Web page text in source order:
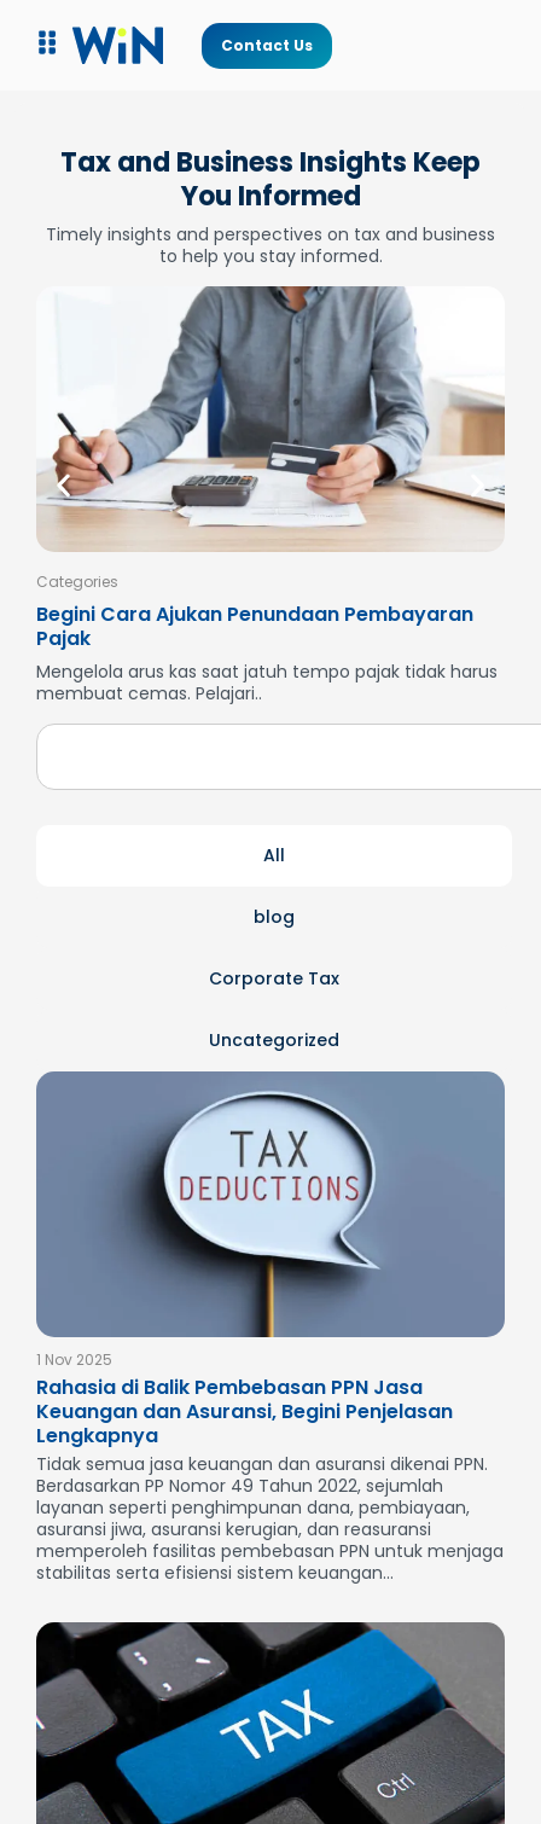
Contact Us
Tax and Business Insights Keep
You Informed
Timely insights and perspectives on tax and business
to help you stay informed.
Categories
Begini Cara Ajukan Penundaan Pembayaran
Pajak
Mengelola arus kas saat jatuh tempo pajak tidak harus
membuat cemas. Pelajari..
blog
Corporate Tax
Uncategorized
All
1 Nov 2025
Rahasia di Balik Pembebasan PPN Jasa
Keuangan dan Asuransi, Begini Penjelasan
Lengkapnya
Tidak semua jasa keuangan dan asuransi dikenai PPN.
Berdasarkan PP Nomor 49 Tahun 2022, sejumlah
layanan seperti penghimpunan dana, pembiayaan,
asuransi jiwa, asuransi kerugian, dan reasuransi
memperoleh fasilitas pembebasan PPN untuk menjaga
stabilitas serta efisiensi sistem keuangan...